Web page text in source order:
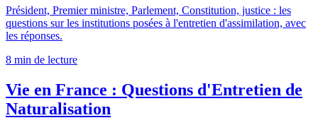
Président, Premier ministre, Parlement, Constitution, justice : les
questions sur les institutions posées à l'entretien d'assimilation, avec
les réponses.
8 min de lecture
Vie en France : Questions d'Entretien de
Naturalisation